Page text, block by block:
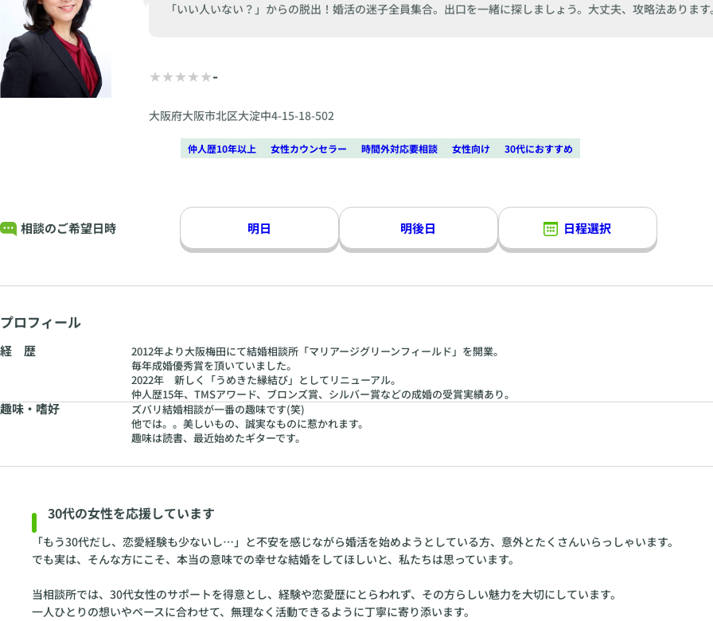
「いい人いない？」からの脱出！婚活の迷子全員集合。出口を一緒に探しましょう。大丈夫、攻略法あります
-
大阪府大阪市北区大淀中4-15-18-502
仲人歴10年以上 女性カウンセラー 時間外対応要相談 女性向け 30代におすすめ
相談のご希望日時 明日 明後日 日程選択
プロフィール
経 歴
2012年より大阪梅田にて結婚相談所「マリアージグリーンフィールド」を開業。
毎年成婚優秀賞を頂いていました。
2022年 新しく「うめきた縁結び」としてリニューアル。
仲人歴15年、TMSアワード、ブロンズ賞、シルバー賞などの成婚の受賞実績あり。
趣味・嗜好
ズバリ結婚相談が一番の趣味です(笑)
他では。。美しいもの、誠実なものに惹かれます。
趣味は読書、最近始めたギターです。
30代の女性を応援しています
「もう30代だし、恋愛経験も少ないし…」と不安を感じながら婚活を始めようとしている方、意外とたくさんいらっしゃいます。
でも実は、そんな方にこそ、本当の意味での幸せな結婚をしてほしいと、私たちは思っています。
当相談所では、30代女性のサポートを得意とし、経験や恋愛歴にとらわれず、その方らしい魅力を大切にしています。
一人ひとりの想いやペースに合わせて、無理なく活動できるように丁寧に寄り添います。